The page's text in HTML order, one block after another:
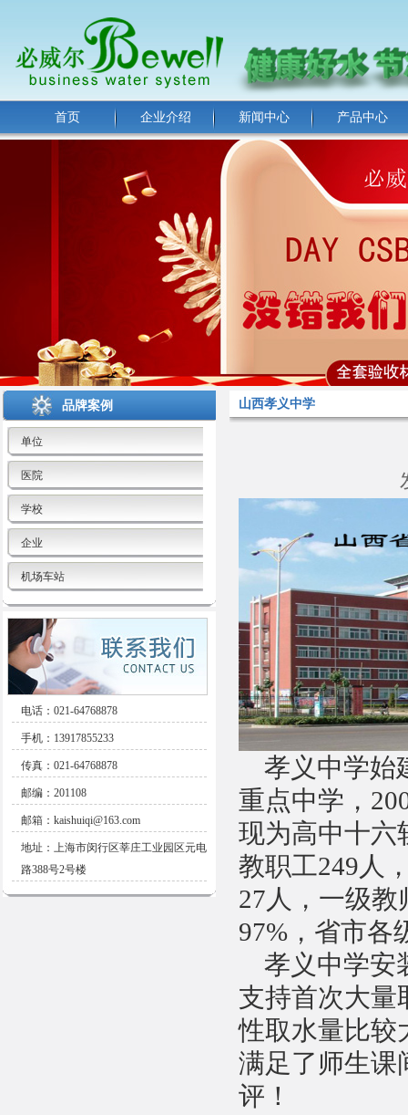
首页 企业介绍 新闻中心 产品中心
品牌案例
单位
医院
学校
企业
机场车站
电话：021-64768878
手机：13917855233
传真：021-64768878
邮编：201108
邮箱：kaishuiqi@163.com
地址：上海市闵行区莘庄工业园区元电
路388号2号楼
山西孝义中学
孝义中学始
重点中学，
现为高中十六
教职工249人
27人，一级教
97%，省市各
孝义中学安
支持首次大量
性取水量比较
满足了师生课
评！